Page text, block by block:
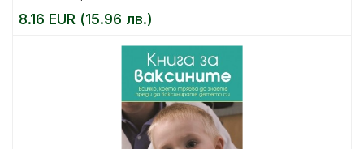
8.16 EUR (15.96 лв.)